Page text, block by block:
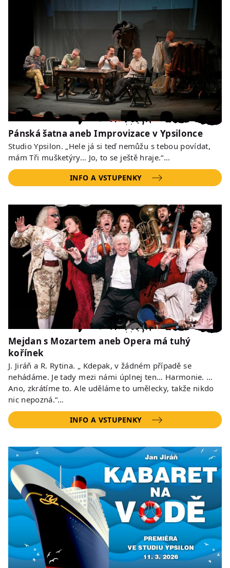
Pánská šatna aneb Improvizace v Ypsilonce
Studio Ypsilon. „Hele já si teď nemůžu s tebou povídat,
mám Tři mušketýry… Jo, to se ještě hraje.“…
INFO A VSTUPENKY
Mejdan s Mozartem aneb Opera má tuhý
kořínek
J. Jiráň a R. Rytina. „ Kdepak, v žádném případě se
nehádáme. Je tady mezi námi úplnej ten… Harmonie. …
Ano, zkrátíme to. Ale uděláme to umělecky, takže nikdo
nic nepozná.“…
INFO A VSTUPENKY